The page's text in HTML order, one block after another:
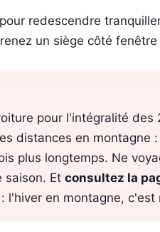
redescendre
un siège côté
pour l'intégralité
distances en montagne
plus longtemps. Ne
saison. Etconsultez la
l'hiver en montagne,